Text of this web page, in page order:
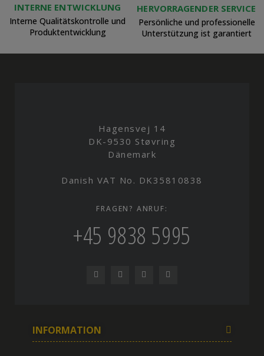
INTERNE ENTWICKLUNG
Interne Qualitätskontrolle und
Produktentwicklung
HERVORRAGENDER SERVICE
Persönliche und professionelle
Unterstützung ist garantiert
Hagensvej 14
DK-9530 Støvring
Dänemark
Danish VAT No. DK35810838
FRAGEN? ANRUF:
+45 9838 5995
INFORMATION